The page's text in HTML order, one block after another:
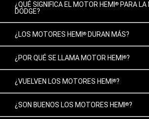
¿QUÉ SIGNIFICA EL MOTOR HEMI ® PARA
DODGE?
¿LOS MOTORES HEMI ® DURAN MÁS?
¿POR QUÉ SE LLAMA MOTOR HEMI ®?
¿VUELVEN LOS MOTORES HEMI ®?
¿SON BUENOS LOS MOTORES HEMI ®?